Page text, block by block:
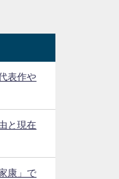
表作や
と現在
康」で